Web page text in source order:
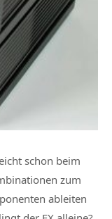
schon beim
zum
ableiten